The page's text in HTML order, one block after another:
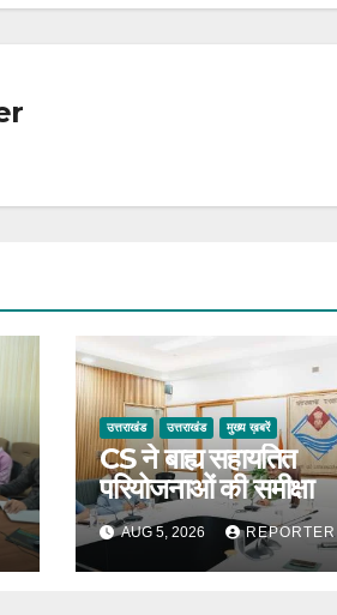
उत्तराखंड उत्तराखंड मुख्य ख़बरें
CS ने बाह्य सहायतित
परियोजनाओं की समीक्षा
AUG 5, 2026 REPORTER